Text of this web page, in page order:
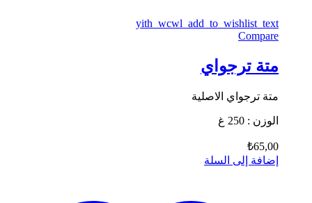
yith_wcwl_add_to_wishlist_text
Compare
متة ترجواي
متة ترجواي الاصلية
الوزن : 250 غ
₺65,00
إضافة إلى السلة